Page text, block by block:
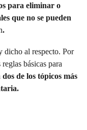
para eliminar o
que no se pueden
.
dicho al respecto. Por
básicas para
dos de los tópicos más